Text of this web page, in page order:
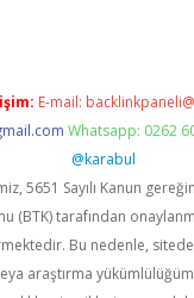
E-mail:
Whatsapp: 0262
@karabul
5651 Sayılı Kanun
(BTK) tarafından
Bu nedenle,
araştırma